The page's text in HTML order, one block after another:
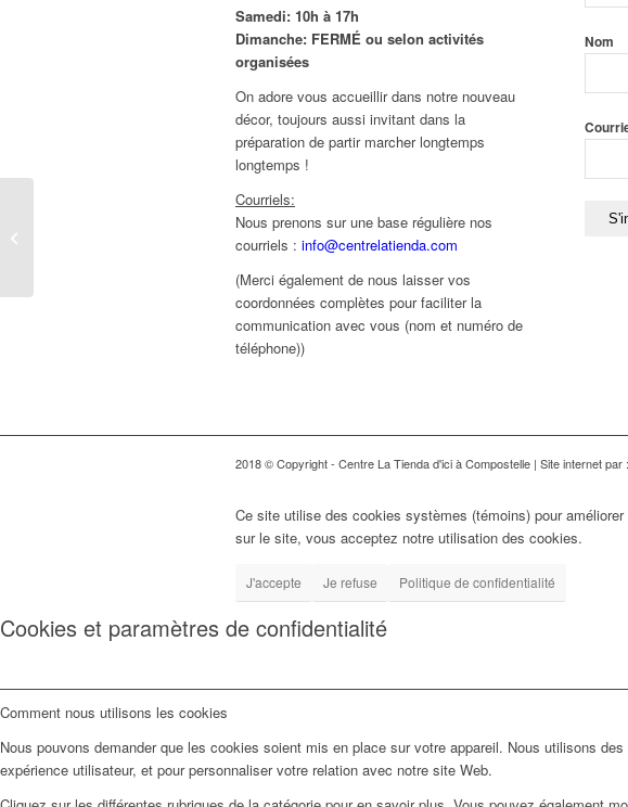
Samedi: 10h à 17h
Dimanche: FERMÉ ou selon activités
organisées
On adore vous accueillir dans notre nouveau
décor, toujours aussi invitant dans la
préparation de partir marcher longtemps
longtemps !
Courriels:
Nous prenons sur une base régulière nos
courriels : info@centrelatienda.com
(Merci également de nous laisser vos
coordonnées complètes pour faciliter la
communication avec vous (nom et numéro de
téléphone))
Nom
2018 © Copyright - Centre La Tienda d'ici à Compostelle | Site internet par :
ATELIER Préparation bagage voyage
| DIMANCHE 23 MARS 2025 de 10 h
Ce site utilise des cookies systèmes (témoins) pour
sur le site, vous acceptez notre utilisation des cookies.
J'accepte Je refuse Politique de confidentialité
Cookies et paramètres de confidentialité
Comment nous utilisons les cookies
Nous pouvons demander que les cookies soient mis en place sur votre appareil. Nous utilisons
expérience utilisateur, et pour personnaliser votre relation avec notre site Web.